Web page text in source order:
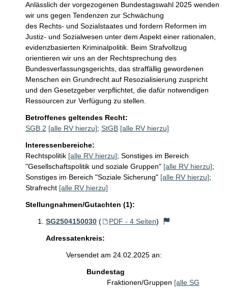
Anlässlich der vorgezogenen Bundestagswahl 2025 wenden
wir uns gegen Tendenzen zur Schwächung
des Rechts- und Sozialstaates und fordern Reformen im
Justiz- und Sozialwesen unter dem Aspekt einer rationalen,
evidenzbasierten Kriminalpolitik. Beim Strafvollzug
orientieren wir uns an der Rechtsprechung des
Bundesverfassungsgerichts, das straffällig gewordenen
Menschen ein Grundrecht auf Resozialisierung zuspricht
und den Gesetzgeber verpflichtet, die dafür notwendigen
Ressourcen zur Verfügung zu stellen.
Betroffenes geltendes Recht:
SGB 2 [alle RV hierzu]; StGB [alle RV hierzu]
Interessenbereiche:
Rechtspolitik [alle RV hierzu]; Sonstiges im Bereich
"Gesellschaftspolitik und soziale Gruppen" [alle RV hierzu];
Sonstiges im Bereich "Soziale Sicherung" [alle RV hierzu];
Strafrecht [alle RV hierzu]
Stellungnahmen/Gutachten (1):
SG2504150030 ( PDF - 4 Seiten)
Adressatenkreis:
Versendet am 24.02.2025 an:
Bundestag
Fraktionen/Gruppen [alle SG